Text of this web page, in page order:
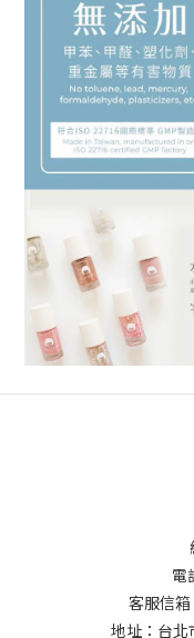
電
客服信
地址：台北